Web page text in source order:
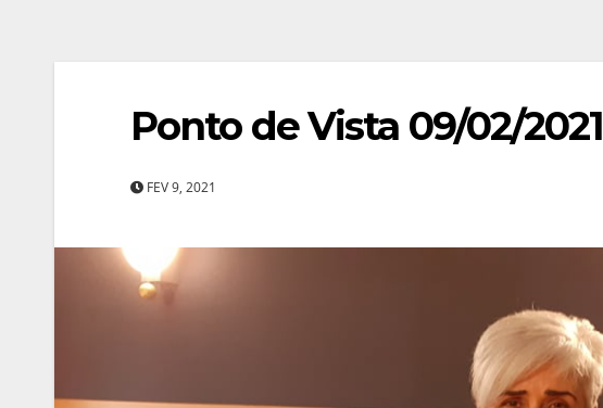
Ponto de Vista 09/02/2021
FEV 9, 2021